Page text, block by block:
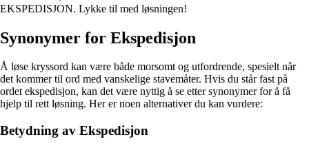
EKSPEDISJON. Lykke til med løsningen!
Synonymer for Ekspedisjon
Å løse kryssord kan være både morsomt og utfordrende, spesielt når
det kommer til ord med vanskelige stavemåter. Hvis du står fast på
ordet ekspedisjon, kan det være nyttig å se etter synonymer for å få
hjelp til rett løsning. Her er noen alternativer du kan vurdere:
Betydning av Ekspedisjon